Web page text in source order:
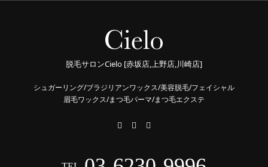
脱毛サロンCielo [赤坂店,上野店,川崎店]
シュガーリング/ブラジリアンワックス/美容脱毛/フェイシャル
眉毛ワックス/まつ毛パーマ/まつ毛エクステ